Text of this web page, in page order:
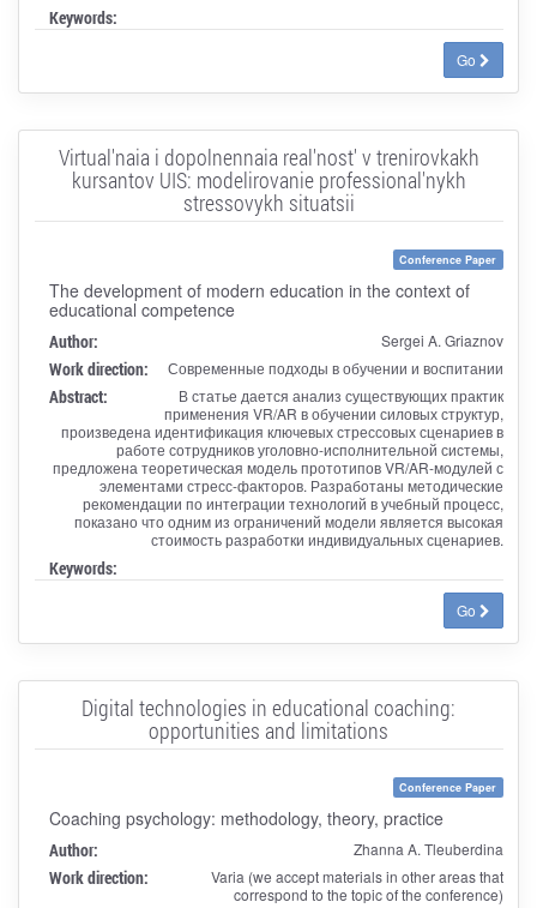
Keywords:
Go
Virtual'naia i dopolnennaia real'nost' v trenirovkakh
kursantov UIS: modelirovanie professional'nykh
stressovykh situatsii
Conference Paper
The development of modern education in the context of
educational competence
Author: Sergei A. Griaznov
Work direction: Современные подходы в обучении и воспитании
Abstract:
В статье дается анализ существующих практик
применения VR/AR в обучении силовых структур,
произведена идентификация ключевых стрессовых сценариев в
работе сотрудников уголовно-исполнительной системы,
предложена теоретическая модель прототипов VR/AR-модулей с
элементами стресс-факторов. Разработаны методические
рекомендации по интеграции технологий в учебный процесс,
показано что одним из ограничений модели является высокая
стоимость разработки индивидуальных сценариев.
Keywords:
Go
Digital technologies in educational coaching:
opportunities and limitations
Conference Paper
Coaching psychology: methodology, theory, practice
Author: Zhanna A. Tleuberdina
Work direction:
Varia (we accept materials in other areas that
correspond to the topic of the conference)